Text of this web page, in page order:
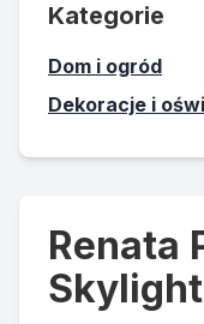
Kategorie
Dom i ogród
Dekoracje i
Renata